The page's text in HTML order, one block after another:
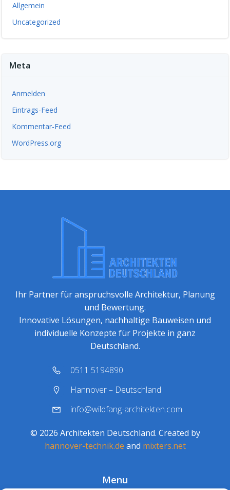
Allgemein
Uncategorized
Meta
Anmelden
Eintrags-Feed
Kommentar-Feed
WordPress.org
Ihr Partner für anspruchsvolle Architektur, Planung
und Bewertung.
Innovative Lösungen, nachhaltige Bauweisen und
individuelle Konzepte für Projekte in ganz
Deutschland.
0511 5194890
Hannover – Deutschland
info@wildfang-architekten.com
© 2026 Architekten Deutschland. Created by
hannover-technik.de and mixters.net
Menu